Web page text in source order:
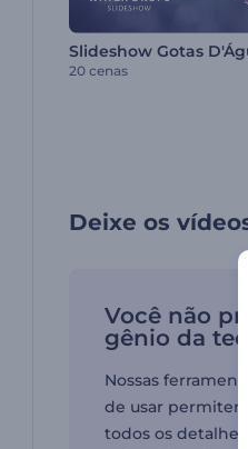
Slideshow Gotas
20 cenas
Deixe os
Você não
gênio da
Nossas
de usar
todos os